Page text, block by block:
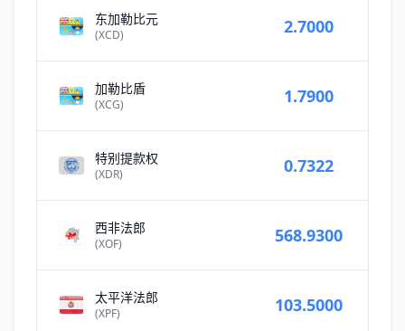
东加勒比元
(XCD) 2.7000
加勒比盾
(XCG) 1.7900
特别提款权
(XDR) 0.7322
西非法郎
(XOF) 568.9300
太平洋法郎
(XPF) 103.5000